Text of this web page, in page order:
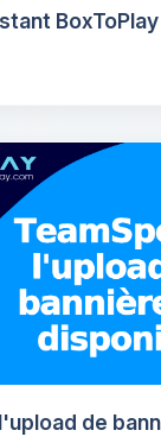
BoxToPlay
de